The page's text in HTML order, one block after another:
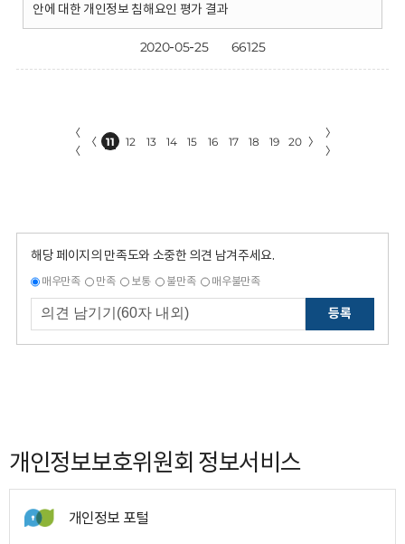
안에 대한 개인정보 침해요인 평가 결과
2020-05-25 66125
〈
〈
〈 11 12 13 14 15 16 17 18 19 20 〉
〉
〉
해당 페이지의 만족도와 소중한 의견 남겨주세요.
매우만족 만족 보통 불만족 매우불만족
등록
개인정보보호위원회 정보서비스
개인정보 포털